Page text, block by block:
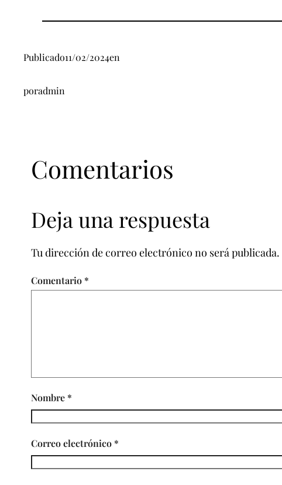
Publicado11/02/2024en
poradmin
Comentarios
Deja una respuesta
Tu dirección de correo electrónico no será publicada.
Comentario *
Nombre *
Correo electrónico *